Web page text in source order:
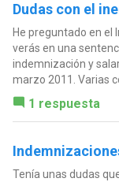
Dudas con el
He preguntado en el
verás en una
indemnización y
marzo 2011. Varias
1 respuesta
Tenía unas dudas